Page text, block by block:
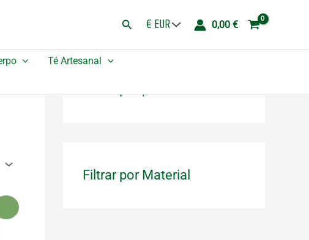
Buscar 0,00 €
Té Artesanal
Filtrar por Material